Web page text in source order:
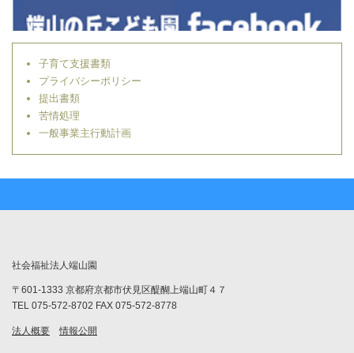
子育て支援書類
プライバシーポリシー
提出書類
苦情処理
一般事業主行動計画
社会福祉法人端山園
〒601-1333 京都府京都市伏見区醍醐上端山町４７
TEL 075-572-8702 FAX 075-572-8778
法人概要 情報公開